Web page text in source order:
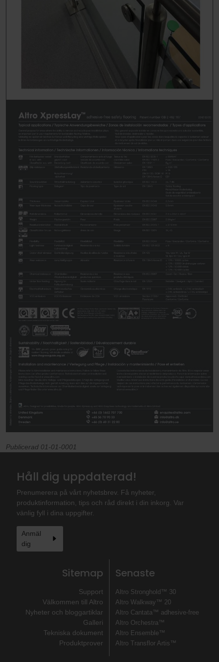
Publicerad 01-01-0001
Håll dig uppdaterad!
Prenumerera på vårt nyhetsbrev. Få nyheter,
produktinformation, tips och råd direkt i din inkorg. Var
vänlig fyll i dina uppgifter.
Anmäl
dig
Sitemap
Support
Välkommen till Altro
Nyheter och bloggartiklar
Galleri
Tekniska dokument
Produktprover
Senaste
Altro Stronghold™ 30
Altro Walkway™ 20
Altro Cantata™ adhesive‐free
Altro Orchestra™
Altro Ensemble™
Altro Transflor Artis™